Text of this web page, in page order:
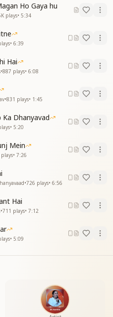
बाबा ऐसे
बाबा ऐसे
भी कैसे
को गुलजार
Ho Gaya hu
plays• 5:34
• 6:39
Hai
•887 plays• 6:08
•831 plays• 1:45
Ka Dhanyavad
• 5:20
Mein
plays• 7:26
•726 plays• 6:56
Hai
•711 plays• 7:12
• 5:09